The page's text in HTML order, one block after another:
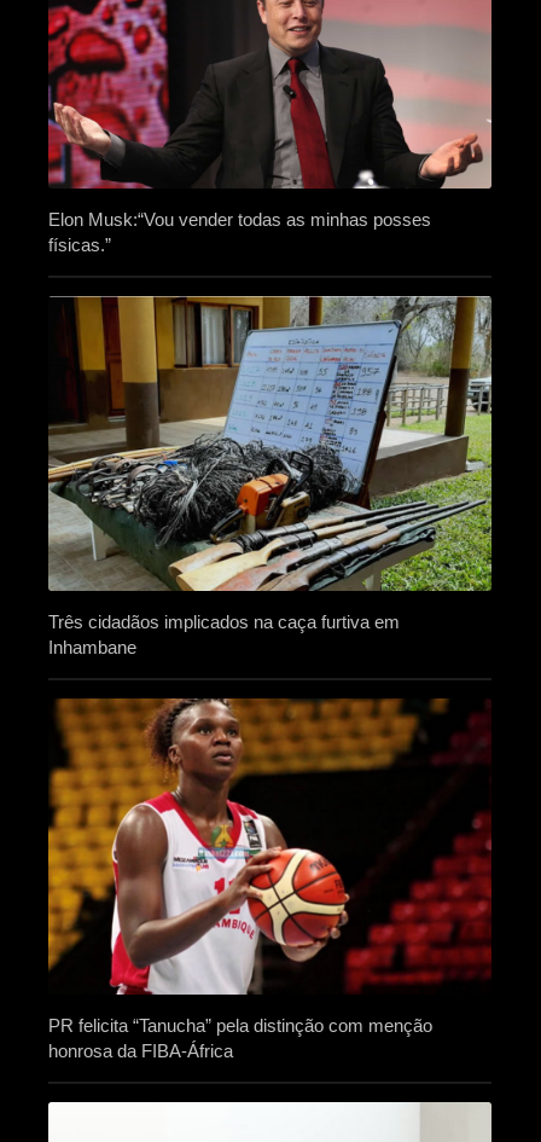
Elon Musk:“Vou vender todas as minhas posses
físicas.”
Três cidadãos implicados na caça furtiva em
Inhambane
PR felicita “Tanucha” pela distinção com menção
honrosa da FIBA-África